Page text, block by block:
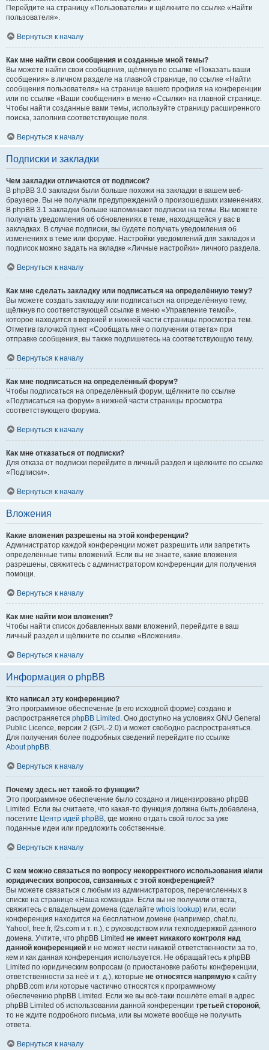
Перейдите на страницу «Пользователи» и щёлкните по ссылке «Найти
пользователя».
Вернуться к началу
Как мне найти свои сообщения и созданные мной темы?
Вы можете найти свои сообщения, щёлкнув по ссылке «Показать ваши
сообщения» в личном разделе на главной странице, по ссылке «Найти
сообщения пользователя» на странице вашего профиля на конференции
или по ссылке «Ваши сообщения» в меню «Ссылки» на главной странице.
Чтобы найти созданные вами темы, используйте страницу расширенного
поиска, заполнив соответствующие поля.
Вернуться к началу
Подписки и закладки
Чем закладки отличаются от подписок?
В phpBB 3.0 закладки были больше похожи на закладки в вашем веб-
браузере. Вы не получали предупреждений о произошедших изменениях.
В phpBB 3.1 закладки больше напоминают подписки на темы. Вы можете
получать уведомления об обновлениях в теме, находящейся у вас в
закладках. В случае подписки, вы будете получать уведомления об
изменениях в теме или форуме. Настройки уведомлений для закладок и
подписок можно задать на вкладке «Личные настройки» личного раздела.
Вернуться к началу
Как мне сделать закладку или подписаться на определённую тему?
Вы можете создать закладку или подписаться на определённую тему,
щёлкнув по соответствующей ссылке в меню «Управление темой»,
которое находится в верхней и нижней части страницы просмотра тем.
Отметив галочкой пункт «Сообщать мне о получении ответа» при
отправке сообщения, вы также подпишетесь на соответствующую тему.
Вернуться к началу
Как мне подписаться на определённый форум?
Чтобы подписаться на определённый форум, щёлкните по ссылке
«Подписаться на форум» в нижней части страницы просмотра
соответствующего форума.
Вернуться к началу
Как мне отказаться от подписки?
Для отказа от подписки перейдите в личный раздел и щёлкните по ссылке
«Подписки».
Вернуться к началу
Вложения
Какие вложения разрешены на этой конференции?
Администратор каждой конференции может разрешить или запретить
определённые типы вложений. Если вы не знаете, какие вложения
разрешены, свяжитесь с администратором конференции для получения
помощи.
Вернуться к началу
Как мне найти мои вложения?
Чтобы найти список добавленных вами вложений, перейдите в ваш
личный раздел и щёлкните по ссылке «Вложения».
Вернуться к началу
Информация о phpBB
Кто написал эту конференцию?
Это программное обеспечение (в его исходной форме) создано и
распространяется phpBB Limited . Оно доступно на условиях GNU General
Public Licence, версии 2 (GPL-2.0) и может свободно распространяться.
Для получения более подробных сведений перейдите по ссылке
About phpBB.
Вернуться к началу
Почему здесь нет такой-то функции?
Это программное обеспечение было создано и лицензировано phpBB
Limited. Если вы считаете, что какая-то функция должна быть добавлена,
посетите Центр идей phpBB, где можно отдать свой голос за уже
поданные идеи или предложить собственные.
Вернуться к началу
С кем можно связаться по вопросу некорректного использования и/или
юридических вопросов, связанных с этой конференцией?
Вы можете связаться с любым из администраторов, перечисленных в
списке на странице «Наша команда». Если вы не получили ответа,
свяжитесь с владельцем домена (сделайте whois lookup) или, если
конференция находится на бесплатном домене (например, chat.ru,
Yahoo!, free.fr, f2s.com и т. п.), с руководством или техподдержкой данного
домена. Учтите, что phpBB Limited не имеет никакого контроля над
данной конференцией и не может нести никакой ответственности за то,
кем и как данная конференция используется. Не обращайтесь к phpBB
Limited по юридическим вопросам (о приостановке работы конференции,
ответственности за неё и т. д.), которые не относятся напрямую к сайту
phpBB.com или которые частично относятся к программному
обеспечению phpBB Limited. Если же вы всё-таки пошлёте email в адрес
phpBB Limited об использовании данной конференции третьей стороной,
то не ждите подробного письма, или вы можете вообще не получить
ответа.
Вернуться к началу